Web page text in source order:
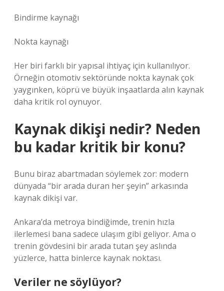
Bindirme kaynağı
Nokta kaynağı
Her biri farklı bir yapısal ihtiyaç için kullanılıyor.
Örneğin otomotiv sektöründe nokta kaynak çok
yaygınken, köprü ve büyük inşaatlarda alın kaynak
daha kritik rol oynuyor.
Kaynak dikişi nedir? Neden
bu kadar kritik bir konu?
Bunu biraz abartmadan söylemek zor: modern
dünyada “bir arada duran her şeyin” arkasında
kaynak dikişi var.
Ankara’da metroya bindiğimde, trenin hızla
ilerlemesi bana sadece ulaşım gibi geliyor. Ama o
trenin gövdesini bir arada tutan şey aslında
yüzlerce, hatta binlerce kaynak noktası.
Veriler ne söylüyor?